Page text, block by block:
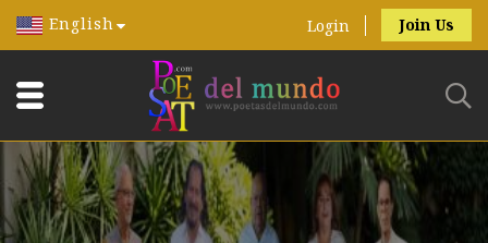
English Login Join Us